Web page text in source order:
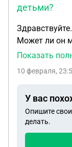
детьми?
Может ли он
детьми? То есть его
детей
браке с
Показать
10 февраля,
У вас
Опишите
делать.